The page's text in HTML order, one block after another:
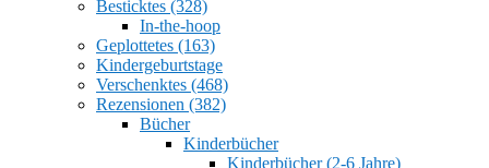
Besticktes (328)
In-the-hoop
Geplottetes (163)
Kindergeburtstage
Verschenktes (468)
Rezensionen (382)
Bücher
Kinderbücher
Kinderbücher (2-6 Jahre)